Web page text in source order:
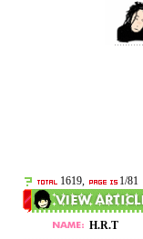
1619, 1/81
H.R.T